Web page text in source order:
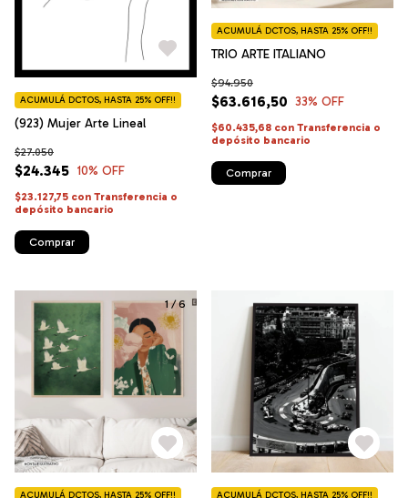
(923) Mujer Arte Lineal
$24.345
$27.050
10% OFF
ACUMULÁ DCTOS, HASTA 25% OFF!!
$23.127,75 con Transferencia o
depósito bancario
Comprar
TRIO ARTE ITALIANO
$63.616,50
$94.950
33% OFF
ACUMULÁ DCTOS, HASTA 25% OFF!!
$60.435,68 con Transferencia o
depósito bancario
Comprar
1/6
ACUMULÁ DCTOS, HASTA 25% OFF!! ACUMULÁ DCTOS, HASTA 25% OFF!!